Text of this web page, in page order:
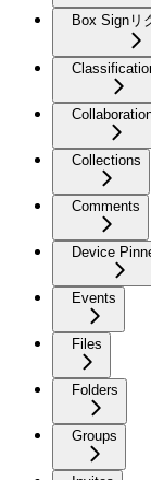
Box Signリ
Collections
Comments
Device
Events
Files
Folders
Groups